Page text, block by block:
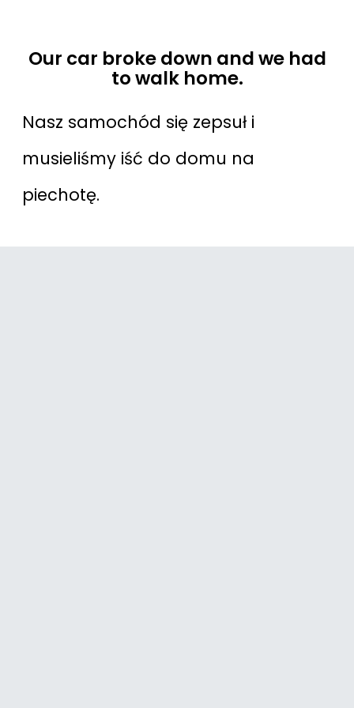
Our car broke down and we had
to walk home.
Nasz samochód się zepsuł i
musieliśmy iść do domu na
piechotę.